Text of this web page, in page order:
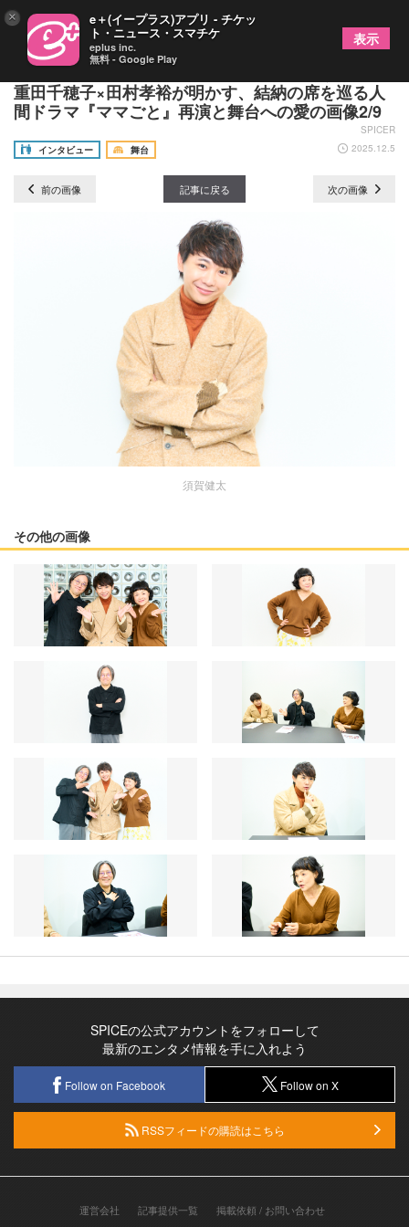
「恋愛が難しい時代に普遍的テーマを」須賀健太×
重田千穂子×田村孝裕が明かす、結納の席を巡る人
間ドラマ『ママごと』再演と舞台への愛の画像2/9
SPICER
インタビュー
舞台 2025.12.5
前の画像 記事に戻る 次の画像
須賀健太
その他の画像
SPICEの公式アカウントをフォローして
最新のエンタメ情報を手に入れよう
Follow on Facebook Follow on X
RSSフィードの購読はこちら
運営会社 記事提供一覧 掲載依頼 / お問い合わせ
× e＋(イープラス)アプリ - チケッ
ト・ニュース・スマチケ
eplus inc.
無料 - Google Play
表示